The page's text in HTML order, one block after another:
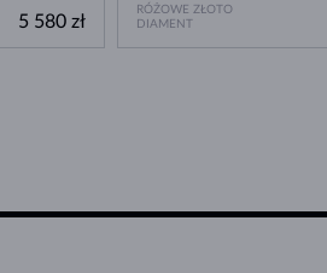
5 580 zł
RÓŻOWE ZŁOTO
DIAMENT